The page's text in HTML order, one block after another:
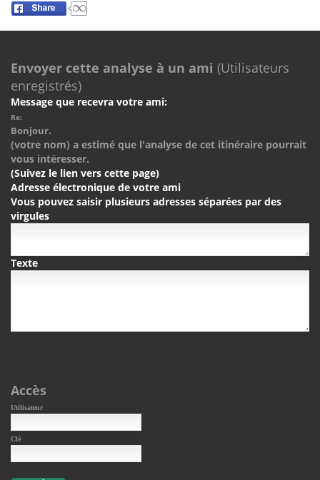
Envoyer cette analyse à un ami (Utilisateurs
enregistrés)
Message que recevra votre ami:
Re:
Bonjour.
(votre nom) a estimé que l'analyse de cet itinéraire pourrait
vous intéresser.
(Suivez le lien vers cette page)
Adresse électronique de votre ami
Vous pouvez saisir plusieurs adresses séparées par des
virgules
Texte
Accès
Utilisateur
Clé